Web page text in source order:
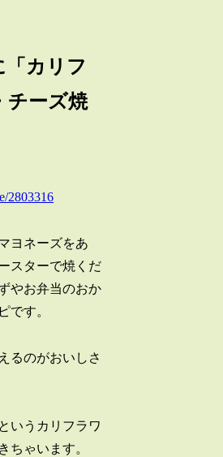
「カリフ
チーズ焼
2803316
ヨネーズをあ
スターで焼くだ
やお弁当のおか
です。
るのがおいしさ
いうカリフラワ
ちゃいます。